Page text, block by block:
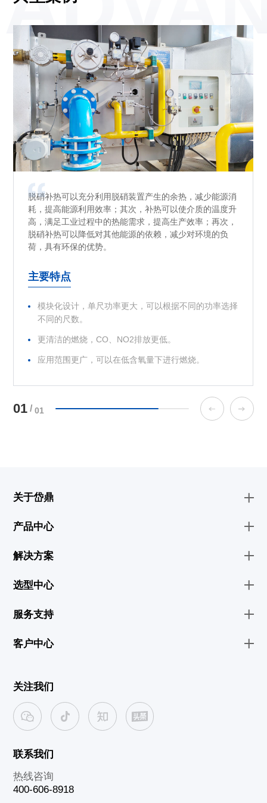
脱硝补热可以充分利用脱硝装置产生的余热，减少能源消
耗，提高能源利用效率；其次，补热可以使介质的温度升
高，满足工业过程中的热能需求，提高生产效率；再次，
脱硝补热可以降低对其他能源的依赖，减少对环境的负
荷，具有环保的优势。
主要特点
模块化设计，单尺功率更大，可以根据不同的功率选择
不同的尺数。
更清洁的燃烧，CO、NO2排放更低。
应用范围更广，可以在低含氧量下进行燃烧。
脱硝补热可以充分利用脱硝装置产生的余热，减少能源消
耗，提高能源利用效率；其次，补热可以使介质的温度升
高，满足工业过程中的热能需求，提高生产效率；再次，
脱硝补热可以降低对其他能源的依赖，减少对环境的负
荷，具有环保的优势。
主要特点
模块化设计，单尺功率更大，可以根据不同的功率选择
不同的尺数。
更清洁的燃烧，CO、NO2排放更低。
应用范围更广，可以在低含氧量下进行燃烧。
脱硝补热可以充分利用脱硝装置产生的余热，减少能源消
耗，提高能源利用效率；其次，补热可以使介质的温度升
高，满足工业过程中的热能需求，提高生产效率；再次，
脱硝补热可以降低对其他能源的依赖，减少对环境的负
荷，具有环保的优势。
主要特点
模块化设计，单尺功率更大，可以根据不同的功率选择
不同的尺数。
更清洁的燃烧，CO、NO2排放更低。
应用范围更广，可以在低含氧量下进行燃烧。
01 / 01
关于岱鼎
产品中心
解决方案
选型中心
服务支持
客户中心
关注我们
联系我们
热线咨询
400-606-8918